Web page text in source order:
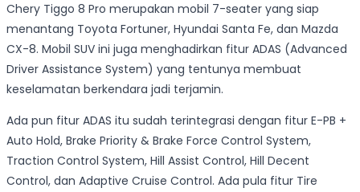
Chery Tiggo 8 Pro merupakan mobil 7-seater yang siap
menantang Toyota Fortuner, Hyundai Santa Fe, dan Mazda
CX-8. Mobil SUV ini juga menghadirkan fitur ADAS (Advanced
Driver Assistance System) yang tentunya membuat
keselamatan berkendara jadi terjamin.
Ada pun fitur ADAS itu sudah terintegrasi dengan fitur E-PB +
Auto Hold, Brake Priority & Brake Force Control System,
Traction Control System, Hill Assist Control, Hill Decent
Control, dan Adaptive Cruise Control. Ada pula fitur Tire